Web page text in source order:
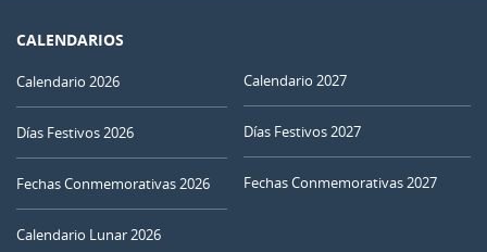
CALENDARIOS
Calendario 2026
Días Festivos 2026
Fechas Conmemorativas 2026
Calendario Lunar 2026
Calendario 2027
Días Festivos 2027
Fechas Conmemorativas 2027